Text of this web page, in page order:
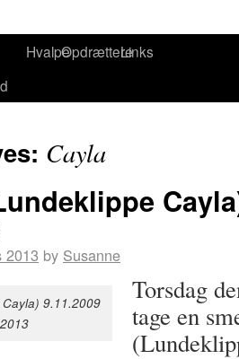
HvalpeOpdrættereLinks
Cayla
2013 by Susanne
9.11.2009
Torsdag
tage en